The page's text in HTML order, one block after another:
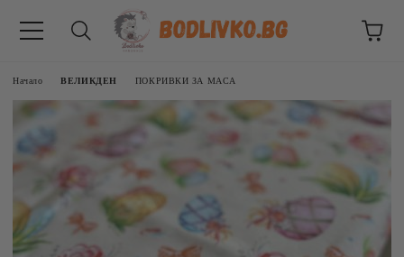
Начало ВЕЛИКДЕН ПОКРИВКИ ЗА МАСА